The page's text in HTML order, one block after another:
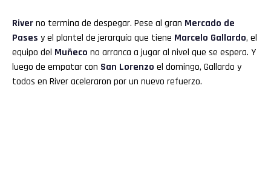
Riverno termina de despegar. Pese al gran Mercado de
Pases y el plantel de jerarquía que tiene Marcelo Gallardo, el
equipo del Muñeco no arranca a jugar al nivel que se espera. Y
luego de empatar con San Lorenzo el domingo, Gallardo y
todos en River aceleraron por un nuevo refuerzo.